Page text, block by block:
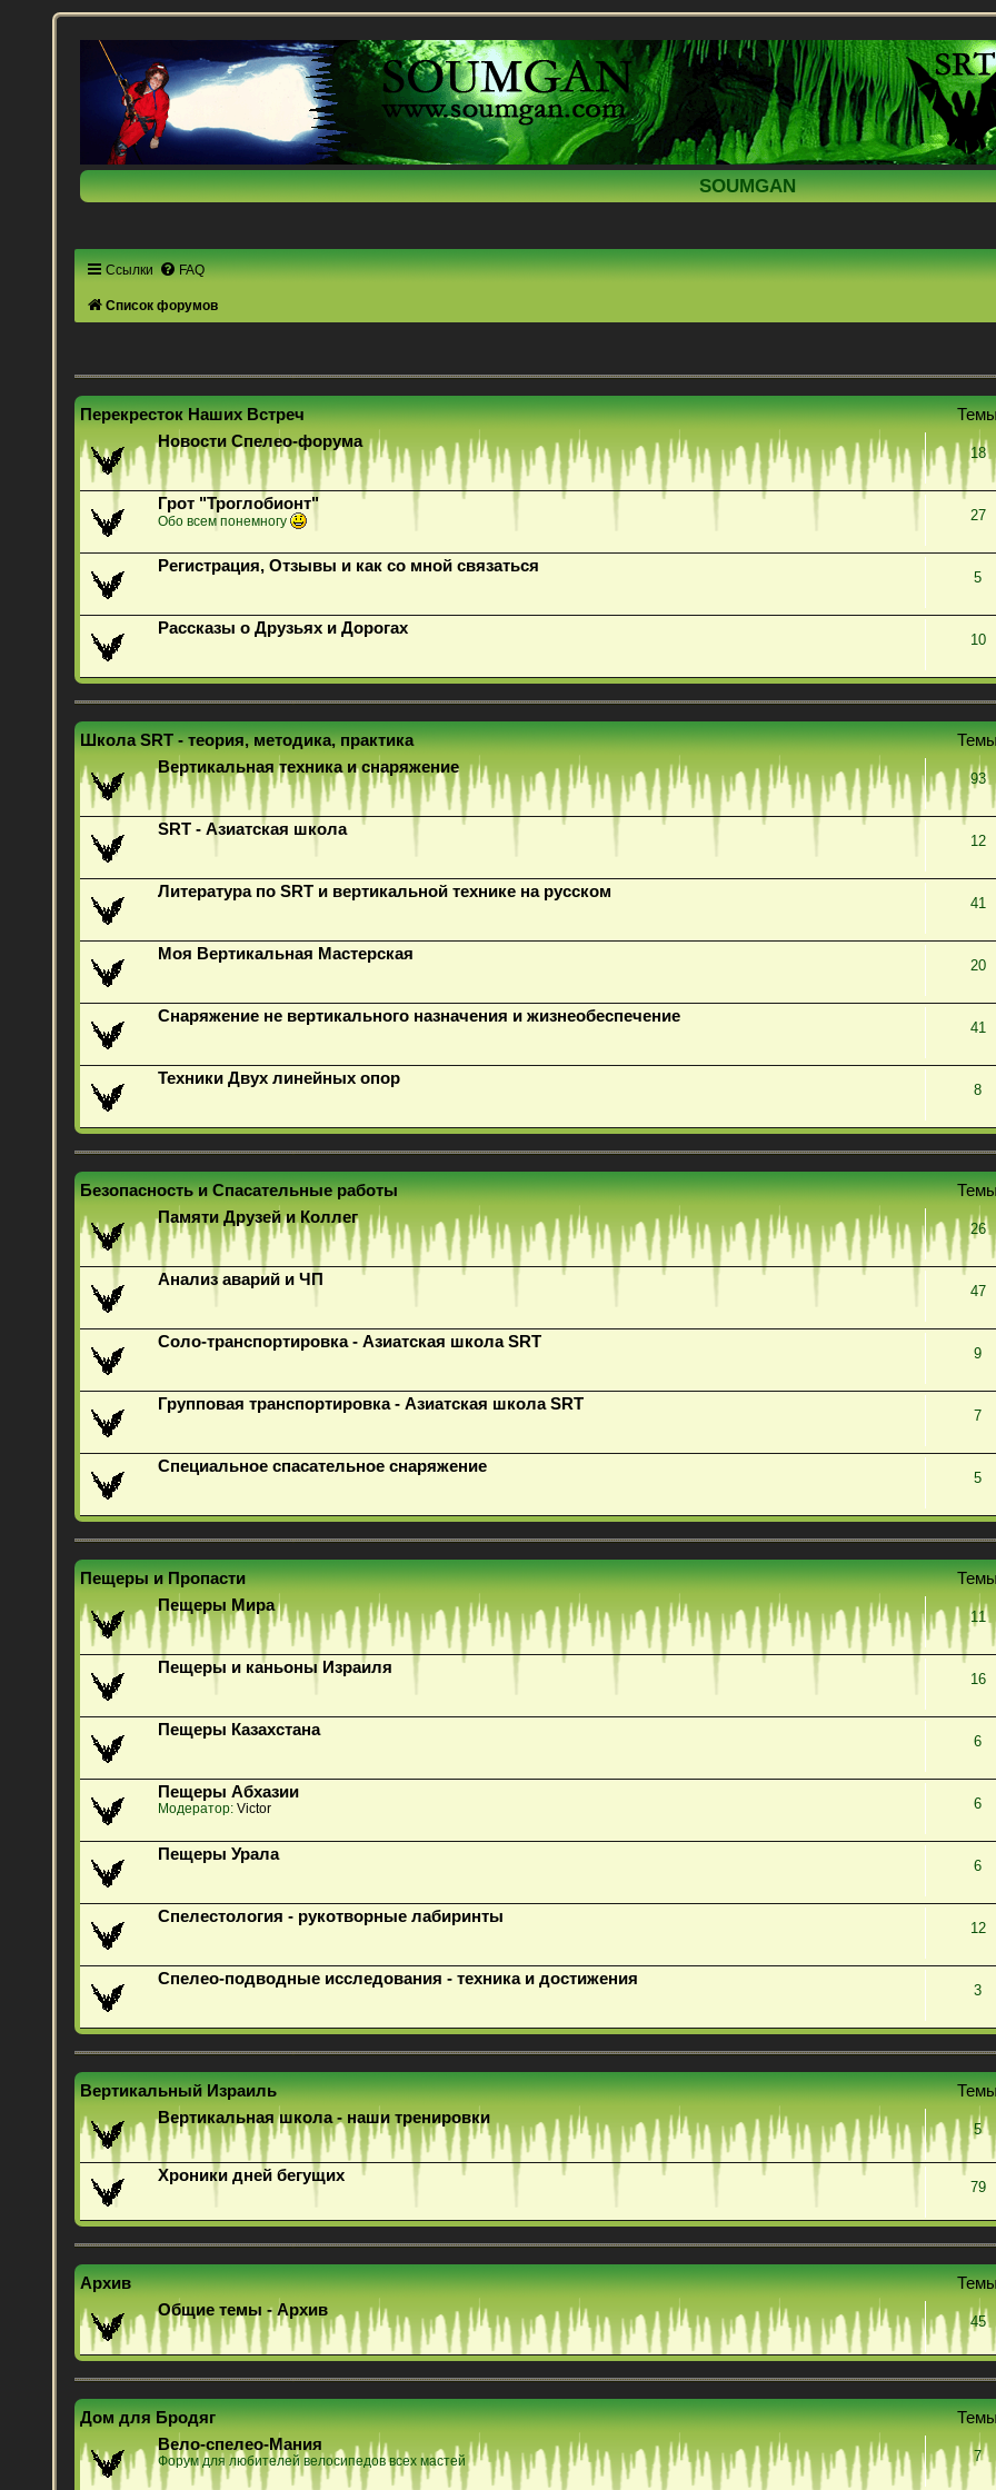
SOUMGAN
Ссылки FAQ
Список форумов
Перекресток Наших Встреч
Новости Спелео-форума
18
Грот "Троглобионт"
Обо всем понемногу 27
Регистрация, Отзывы и как со мной связаться
5
Рассказы о Друзьях и Дорогах
10
Школа SRT - теория, методика, практика
Вертикальная техника и снаряжение
93
SRT - Азиатская школа
12
Литература по SRT и вертикальной технике на русском
41
Моя Вертикальная Мастерская
20
Снаряжение не вертикального назначения и жизнеобеспечение
41
Техники Двух линейных опор
8
Безопасность и Спасательные работы
Памяти Друзей и Коллег
26
Анализ аварий и ЧП
47
Соло-транспортировка - Азиатская школа SRT
9
Групповая транспортировка - Азиатская школа SRT
7
Специальное спасательное снаряжение
5
Пещеры и Пропасти
Пещеры Мира
11
Пещеры и каньоны Израиля
16
Пещеры Казахстана
6
Пещеры Абхазии
Модератор: Victor 6
Пещеры Урала
6
Спелестология - рукотворные лабиринты
12
Спелео-подводные исследования - техника и достижения
3
Вертикальный Израиль
Вертикальная школа - наши тренировки
5
Хроники дней бегущих
79
Архив
Общие темы - Архив
45
Дом для Бродяг
Вело-спелео-Мания
Форум для любителей велосипедов всех мастей 7